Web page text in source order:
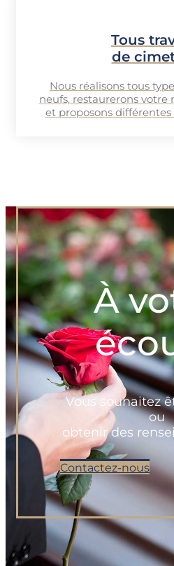
Tous
de
Nous réalisons tous
neufs, restaurerons
et proposons différentes
À
Vous souhaitez
ou
obtenir des
Contactez-nous